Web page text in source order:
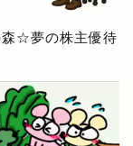
森☆夢の株主優待